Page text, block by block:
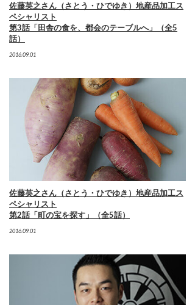
佐藤英之さん（さとう・ひでゆき）地産品加工ス
ペシャリスト
第3話「田舎の食を、都会のテーブルへ」（全5
話）
2016.09.01
佐藤英之さん（さとう・ひでゆき）地産品加工ス
ペシャリスト
第2話「町の宝を探す」（全5話）
2016.09.01